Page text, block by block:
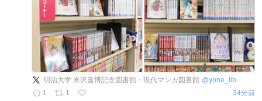
明治大学 米沢嘉博記念図書館・現代マンガ図書館 @yone_lib
1
1 34分前